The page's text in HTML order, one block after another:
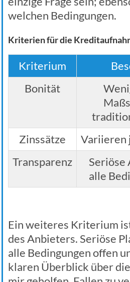
welchen Bedingungen.
Kriterien für die
Kriterium
Bonität
Zinssätze
Variieren
Transparenz
Seriöse
alle
Ein weiteres Kriterium
des Anbieters. Seriöse
alle Bedingungen offen
klaren Überblick über